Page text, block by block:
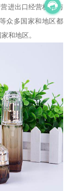
进出口经营权，与
众多国家和地区都
和地区。